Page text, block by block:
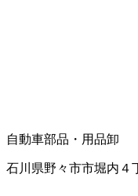
自動車部品・用品卸
石川県野々市市堀内４